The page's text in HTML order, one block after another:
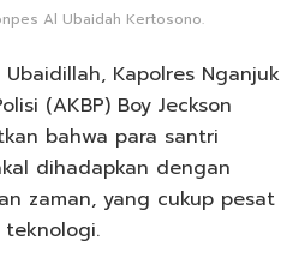
Al Ubaidah Kertosono.
Kapolres Nganjuk
(AKBP) Boy Jeckson
bahwa para santri
dihadapkan dengan
zaman, yang cukup pesat